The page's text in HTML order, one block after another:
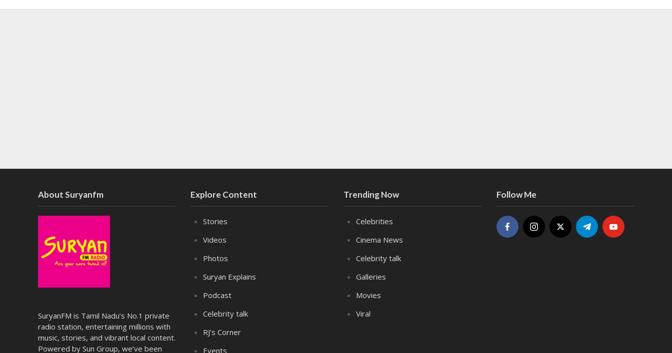
About Suryanfm
SuryanFM is Tamil Nadu’s No.1 private
radio station, entertaining millions with
music, stories, and vibrant local content.
Powered by Sun Group, we’ve been
Explore Content
Stories
Videos
Photos
Suryan Explains
Podcast
Celebrity talk
RJ’s Corner
Events
Trending Now
Celebrities
Cinema News
Celebrity talk
Galleries
Movies
Viral
Follow Me